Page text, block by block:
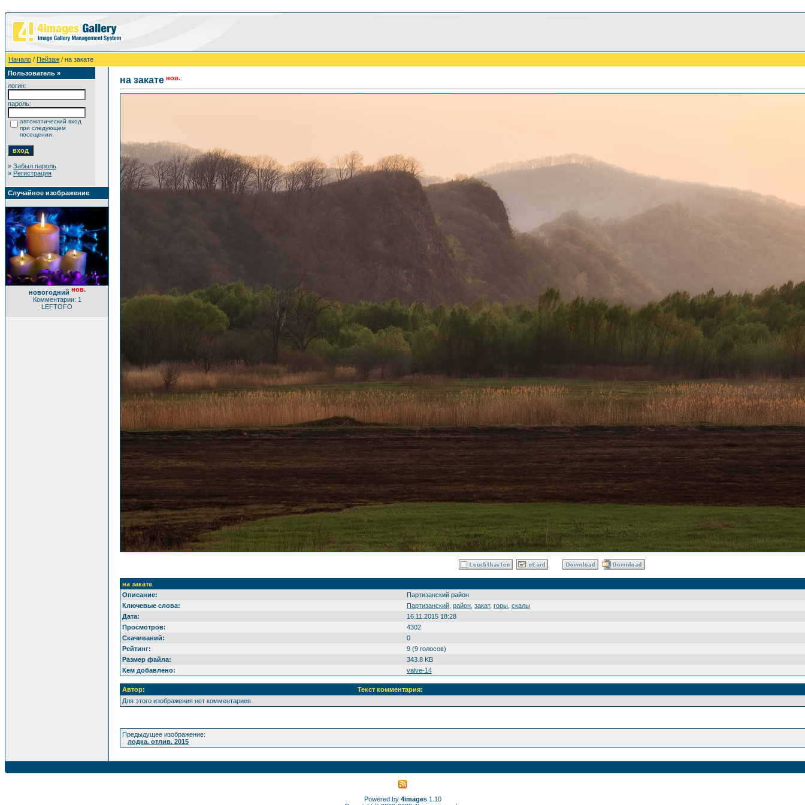
Начало / Пейзаж / на закате
Пользователь »
логин:
пароль:
автоматический вход
при следующем
посещении.
» Забыл пароль
» Регистрация
Случайное изображение
новогодний нов.
Комментарии: 1
LEFTOFO
на закате нов.
на закате
Описание:
Партизанский район
Ключевые слова:
Партизанский район закат, горы скалы
Дата:
16.11.2015 18:28
Просмотров:
4302
Скачиваний:
0
Рейтинг:
9 (9 голосов)
Размер файла:
343.8 KB
Кем добавлено:
valve-14
Автор:
Текст комментария:
Для этого изображения нет комментариев
Предыдущее изображение:
лодка. отлив. 2015
Powered by 4images1.10